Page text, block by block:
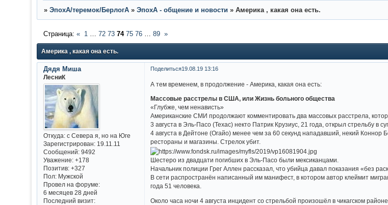
» ЭпохА/теремок/БерлогА » ЭпохА - общение и новости » Америка , какая она есть.
Америка , какая она есть.
Страница: « 1 … 72 73 74 75 76 … 89 »
Поделиться19.08.19 13:16
Дядя Миша
ЛесниК
Откуда:с Севера я, но на Юге
Зарегистрирован: 19.11.11
Сообщений:9492
Уважение: +178
Позитив: +327
Пол:Мужской
Провел на форуме:
6 месяцев 28 дней
Последний визит:
А тем временем, в продолжение - Америка, какая она есть:
Массовые расстрелы в США, или Жизнь больного общества
«Глубже, чем ненависть»
Американские СМИ продолжают комментировать два массовых расстрела,
3 августа в Эль-Пасо (Техас) некто Патрик Крузиус, 21 года, открыл стрельбу в
4 августа в Дейтоне (Огайо) менее чем за 60 секунд нападавший, некий
рестораны и магазины. Стрелок убит.
Шестеро из двадцати погибших в Эль-Пасо были мексиканцами.
Начальник полиции Грег Аллен рассказал, что убийца давал показания «без
В сети распространён написанный им манифест, в котором автор клеймит
года 51 человека.
Около часа ночи 4 августа инцидент со стрельбой произошёл в чикагском